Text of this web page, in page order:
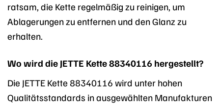
ratsam, die Kette regelmäßig zu reinigen, um
Ablagerungen zu entfernen und den Glanz zu
erhalten.
Wo wird die JETTE Kette 88340116 hergestellt?
Die JETTE Kette 88340116 wird unter hohen
Qualitätsstandards in ausgewählten Manufakturen